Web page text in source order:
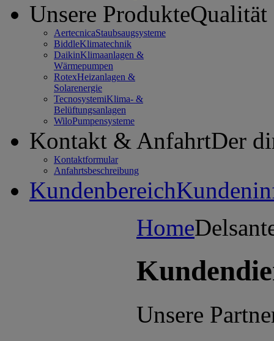
Unsere ProdukteQualität
AertecnicaStaubsaugsysteme
BiddleKlimatechnik
DaikinKlimaanlagen &
Wärmepumpen
RotexHeizanlagen &
Solarenergie
TecnosystemiKlima- &
Belüftungsanlagen
WiloPumpensysteme
Kontakt & AnfahrtDer
Kontaktformular
Anfahrtsbeschreibung
Kundenbereich
Home
Unsere